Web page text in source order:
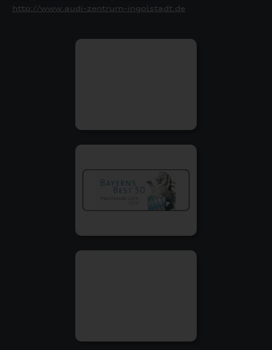
http://www.audi-zentrum-ingolstadt.de